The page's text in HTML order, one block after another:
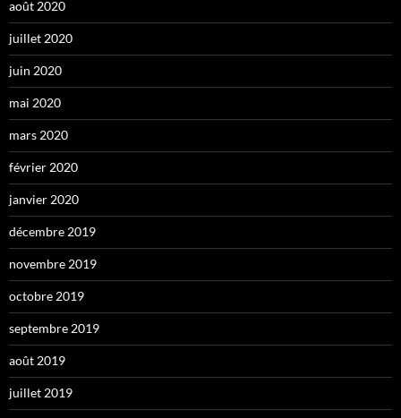
août 2020
juillet 2020
juin 2020
mai 2020
mars 2020
février 2020
janvier 2020
décembre 2019
novembre 2019
octobre 2019
septembre 2019
août 2019
juillet 2019